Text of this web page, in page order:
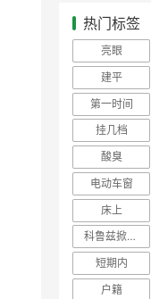
热门标签
亮眼
建平
第一时间
挂几档
酸臭
电动车窗
床上
科鲁兹掀背车
短期内
户籍